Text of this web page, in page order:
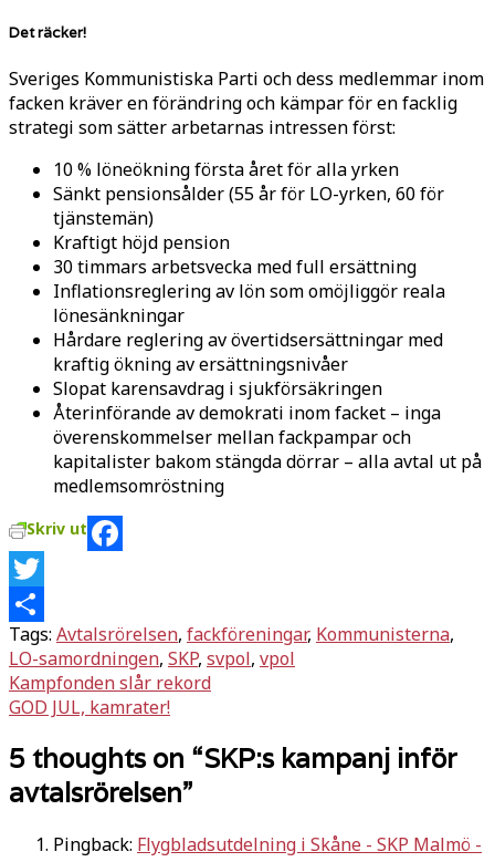
Det räcker!
Sveriges Kommunistiska Parti och dess medlemmar inom
facken kräver en förändring och kämpar för en facklig
strategi som sätter arbetarnas intressen först:
10 % löneökning första året för alla yrken
Sänkt pensionsålder (55 år för LO-yrken, 60 för
tjänstemän)
Kraftigt höjd pension
30 timmars arbetsvecka med full ersättning
Inflationsreglering av lön som omöjliggör reala
lönesänkningar
Hårdare reglering av övertidsersättningar med
kraftig ökning av ersättningsnivåer
Slopat karensavdrag i sjukförsäkringen
Återinförande av demokrati inom facket – inga
överenskommelser mellan fackpampar och
kapitalister bakom stängda dörrar – alla avtal ut på
medlemsomröstning
Skriv ut
Facebook
Twitter
Dela
Tags: Avtalsrörelsen, fackföreningar, Kommunisterna,
LO-samordningen, SKP, svpol, vpol
Inläggsnavigering
Kampfonden slår rekord
GOD JUL, kamrater!
5 thoughts on “SKP:s kampanj inför
avtalsrörelsen”
Pingback: Flygbladsutdelning i Skåne - SKP Malmö -